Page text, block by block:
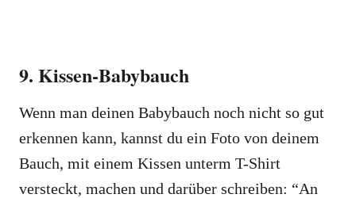
9. Kissen-Babybauch
Wenn man deinen Babybauch noch nicht so gut
erkennen kann, kannst du ein Foto von deinem
Bauch, mit einem Kissen unterm T-Shirt
versteckt, machen und darüber schreiben: “An